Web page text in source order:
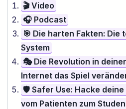
🎬 Video
🎧 Podcast
🎯 Die harten Fakten: Die
System
🎭 Die Revolution in
Internet das Spiel
🛡️ Safer Use: Hacke
vom Patienten zum